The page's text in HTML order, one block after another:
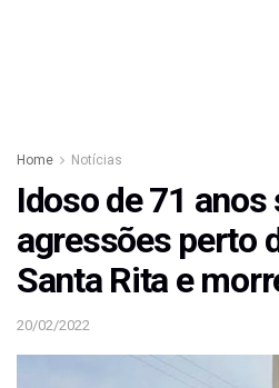
Home Notícias
Idoso de 71 anos
agressões perto
Santa Rita e
20/02/2022